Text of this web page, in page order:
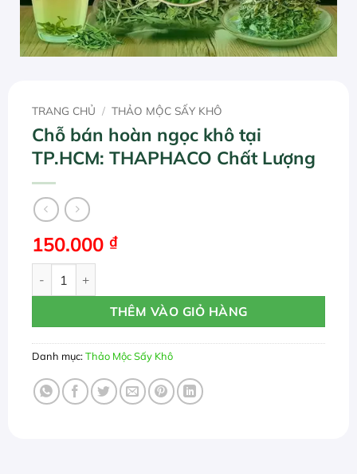
TRANG CHỦ / THẢO MỘC SẤY KHÔ
Chỗ bán hoàn ngọc khô tại
TP.HCM: THAPHACO Chất Lượng
150.000 ₫
THÊM VÀO GIỎ HÀNG
Danh mục:Thảo Mộc Sấy Khô